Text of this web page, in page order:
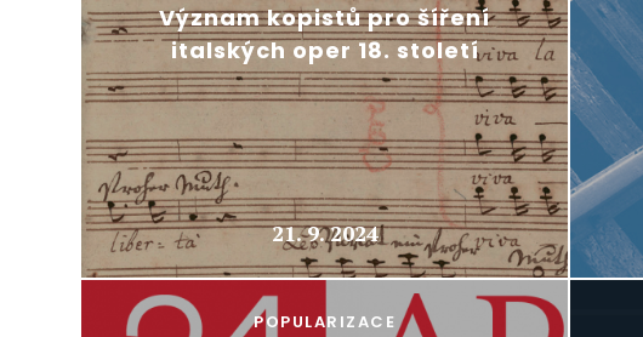
Význam kopistů pro šíření
italských oper 18. století
21. 9. 2024
POPULARIZACE